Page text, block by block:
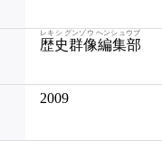
歴史群像編集部
レキシ グンゾウ ヘンシュウブ
2009